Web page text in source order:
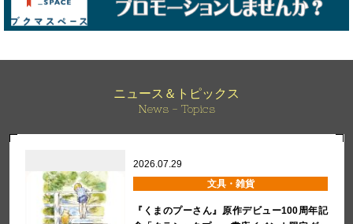
ニュース＆トピックス
News - Topics
2026.07.29
文具・雑貨
『くまのプーさん』原作デビュー100周年記